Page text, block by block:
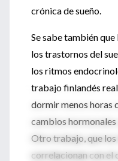
crónica de sueño.
Se sabe también
los trastornos del
los ritmos
trabajo finlandés
dormir menos horas
cambios
Otro trabajo, que los
correlacionan con el